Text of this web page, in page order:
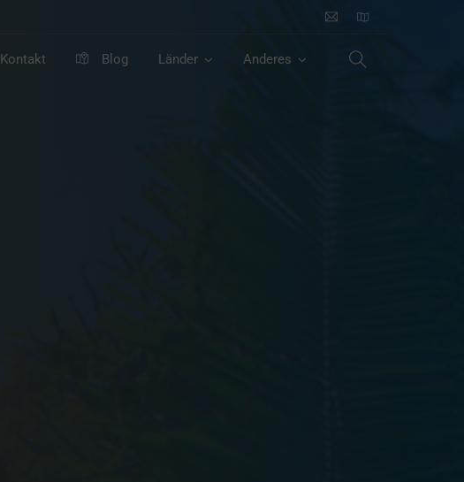
Kontakt Blog Länder Anderes